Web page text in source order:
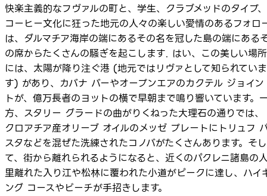
快楽主義的なフヴァルの町と、学生、クラブメッドのタイプ、
コーヒー文化に狂った地元の人々の楽しい愛情のあるフォロ
は、ダルマチア海岸の端にあるその名を冠した島の端にある
の席からたくさんの騒ぎを起こします. はい、この美しい場所
には、太陽が降り注ぐ港 (地元ではリヴァとして知られていま
す) があり、カバナ バーやオープンエアのカクテル ジョイン
トが、億万長者のヨットの横で早朝まで鳴り響いています。
方、スタリー グラードの曲がりくねった大理石の通りでは、
クロアチア産オリーブ オイルのメッゼ プレートにトリュフ
スタなどを混ぜた洗練されたコノバがたくさんあります。そし
て、街から離れられるようになると、近くのパクレニ諸島の
里離れた入り江や松林に覆われた小道がピークに達し、ハイ
ング コースやビーチが手招きします。